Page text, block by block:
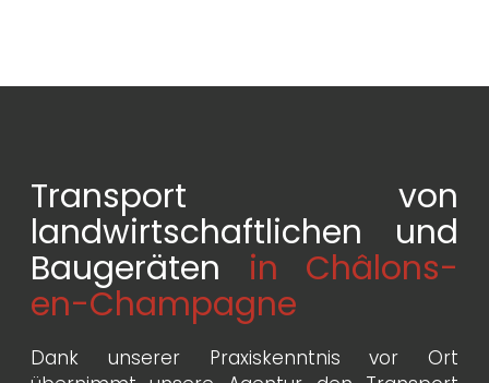
Transport von
landwirtschaftlichen und
Baugeräten in Châlons-
en-Champagne
Dank unserer Praxiskenntnis vor Ort